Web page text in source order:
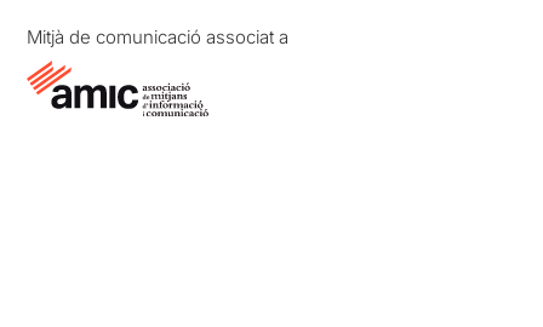
Mitjà de comunicació associat a